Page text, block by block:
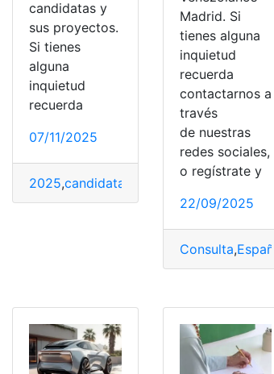
candidatas y
sus proyectos.
Si tienes
alguna
inquietud
recuerda
07/11/2025
2025,candidatas Presentación proyectos
Madrid. Si
tienes alguna
inquietud
recuerda
contactarnos a
través
de nuestras
redes sociales,
o regístrate y
22/09/2025
Consulta,España